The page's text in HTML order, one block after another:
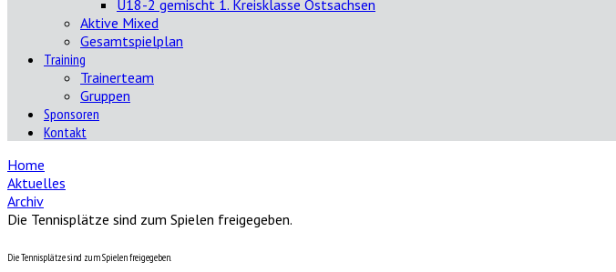
U18-2 gemischt 1. Kreisklasse Ostsachsen
Aktive Mixed
Gesamtspielplan
Training
Trainerteam
Gruppen
Sponsoren
Kontakt
Home
Aktuelles
Archiv
Die Tennisplätze sind zum Spielen freigegeben.
Die Tennisplätze sind zum Spielen freigegeben.